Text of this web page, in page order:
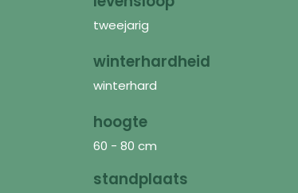
tweejarig
winterhardheid
winterhard
hoogte
60 - 80 cm
standplaats